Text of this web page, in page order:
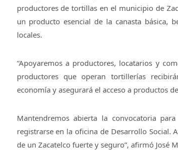
productores de tortillas en el municipio de
un producto esencial de la canasta básica,
locales.
“Apoyaremos a productores, locatarios y
productores que operan tortillerías
economía y asegurará el acceso a productos
Mantendremos abierta la convocatoria
registrarse en la oficina de Desarrollo Social.
de un Zacatelco fuerte y seguro”, afirmó José